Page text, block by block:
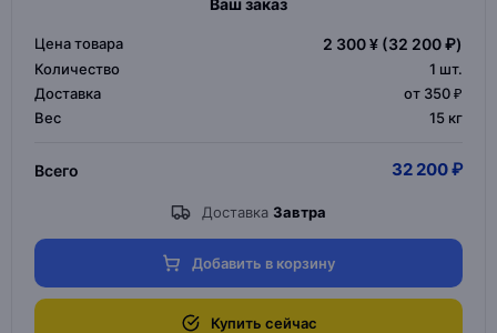
Ваш заказ
Цена товара 2 300 ¥ (32 200 ₽)
Количество 1 шт.
Доставка
от 350 ₽
Вес
15 кг
Всего 32 200 ₽
Доставка Завтра
Добавить в корзину
Купить сейчас